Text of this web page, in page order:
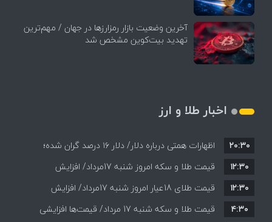
آخرین وضعیت بازار رمزارزها در جهان / مهم‌ترین
تهدید بیت‌کوین مشخص شد
اخبار طلا و ارز
اظهارات همتی درباره دلار/ دلار ۱۶ درصد گران شده؛
این افزایش طبیعی است
۲۰:۳۰
قیمت طلا و سکه امروز شنبه 17مرداد/ افزایش
همه قیمت ها + جدول و جزئیات
۱۲:۳۰
قیمت طلای 18عیار امروز شنبه 17مرداد/ افزایش
قیمت + جدول و جزئیات
۱۲:۳۰
قیمت طلا و سکه شنبه 17 مرداد/ قیمت‌ها افزایشی
۴:۳۰